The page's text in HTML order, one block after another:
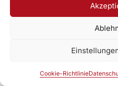
Cookie-Richtlinie
Zur DAV